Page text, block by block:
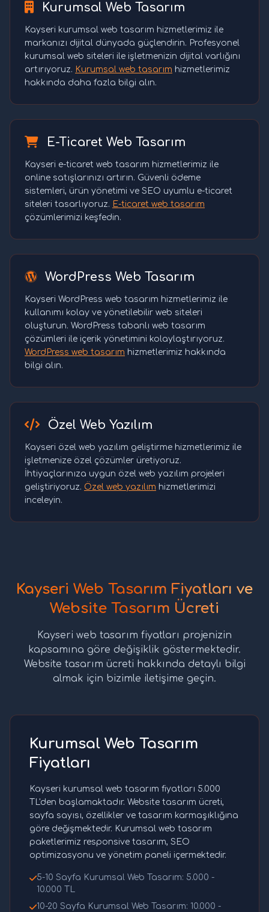
Kurumsal Web Tasarım
Kayseri kurumsal web tasarım hizmetlerimiz ile
markanızı dijital dünyada güçlendirin. Profesyonel
kurumsal web siteleri ile işletmenizin dijital varlığını
artırıyoruz. Kurumsal web tasarım hizmetlerimiz
hakkında daha fazla bilgi alın.
E-Ticaret Web Tasarım
Kayseri e-ticaret web tasarım hizmetlerimiz ile
online satışlarınızı artırın. Güvenli ödeme
sistemleri, ürün yönetimi ve SEO uyumlu e-ticaret
siteleri tasarlıyoruz. E-ticaret web tasarım
çözümlerimizi keşfedin.
WordPress Web Tasarım
Kayseri WordPress web tasarım hizmetlerimiz ile
kullanımı kolay ve yönetilebilir web siteleri
oluşturun. WordPress tabanlı web tasarım
çözümleri ile içerik yönetimini kolaylaştırıyoruz.
WordPress web tasarım hizmetlerimiz hakkında
bilgi alın.
Özel Web Yazılım
Kayseri özel web yazılım geliştirme hizmetlerimiz ile
işletmenize özel çözümler üretiyoruz.
İhtiyaçlarınıza uygun özel web yazılım projeleri
geliştiriyoruz. Özel web yazılım hizmetlerimizi
inceleyin.
Kayseri Web Tasarım Fiyatları ve
Website Tasarım Ücreti
Kayseri web tasarım fiyatları projenizin
kapsamına göre değişiklik göstermektedir.
Website tasarım ücreti hakkında detaylı bilgi
almak için bizimle iletişime geçin.
Kurumsal Web Tasarım
Fiyatları
Kayseri kurumsal web tasarım fiyatları 5.000
TL'den başlamaktadır. Website tasarım ücreti,
sayfa sayısı, özellikler ve tasarım karmaşıklığına
göre değişmektedir. Kurumsal web tasarım
paketlerimiz responsive tasarım, SEO
optimizasyonu ve yönetim paneli içermektedir.
5-10 Sayfa Kurumsal Web Tasarım: 5.000 -
10.000 TL
10-20 Sayfa Kurumsal Web Tasarım: 10.000 -